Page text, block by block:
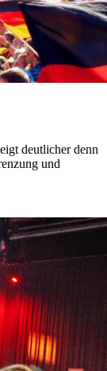
deutlicher denn
und